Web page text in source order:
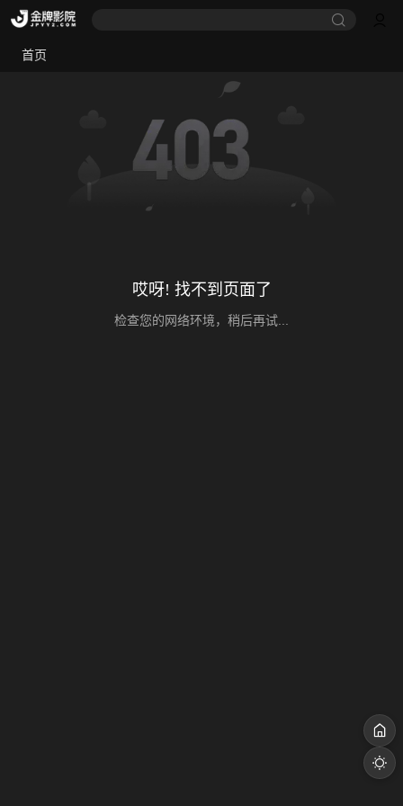
首页
哎呀! 找不到页面了
检查您的网络环境，稍后再试...